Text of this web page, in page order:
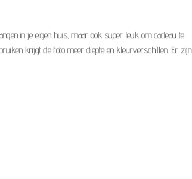
in je eigen huis, maar ook super leuk om cadeau te
krijgt de foto meer diepte en kleurverschillen. Er zijn